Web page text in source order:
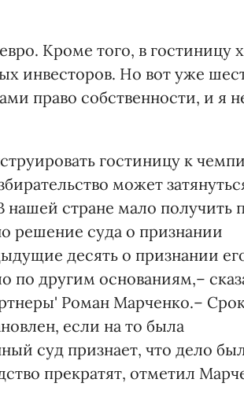
Кроме того, в гостиницу
инвесторов. Но вот уже
право собственности, и я
гостиницу к
может
стране мало получить
решение суда о признании
десять о признании
по другим основаниям,–
Роман Марченко.–
если на то была
суд признает, что дело
прекратят, отметил